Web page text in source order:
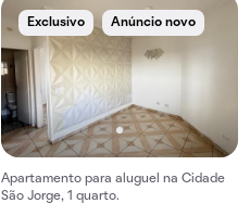
Exclusivo Anúncio novo
Apartamento para aluguel na Cidade
São Jorge, 1 quarto.